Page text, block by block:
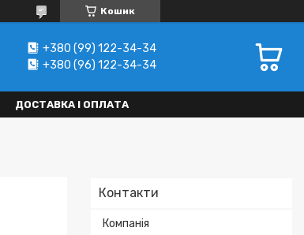
Кошик
+380 (99) 122-34-34
+380 (96) 122-34-34
ДОСТАВКА І ОПЛАТА
Контакти